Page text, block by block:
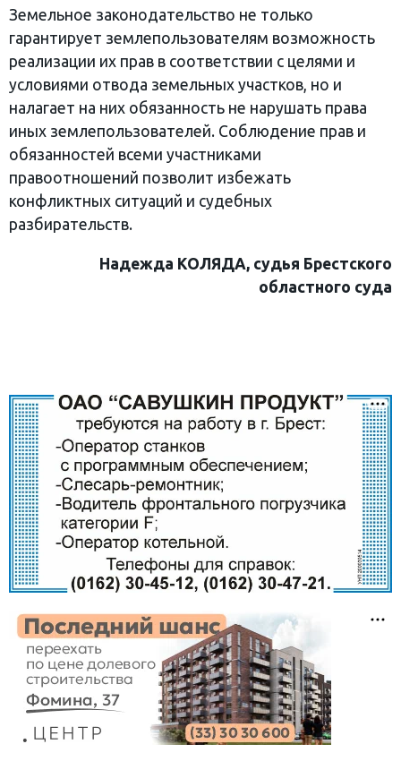
Земельное законодательство не только
гарантирует землепользователям возможность
реализации их прав в соответствии с целями и
условиями отвода земельных участков, но и
налагает на них обязанность не нарушать права
иных землепользователей. Соблюдение прав и
обязанностей всеми участниками
правоотношений позволит избежать
конфликтных ситуаций и судебных
разбирательств.
Надежда КОЛЯДА, судья Брестского
областного суда